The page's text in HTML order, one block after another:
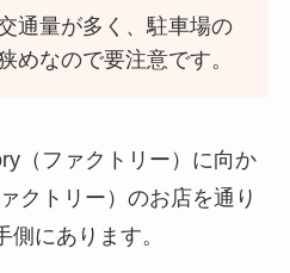
通量が多く、駐車場の
めなので要注意です。
（ファクトリー）に向か
クトリー）のお店を通り
にあります。